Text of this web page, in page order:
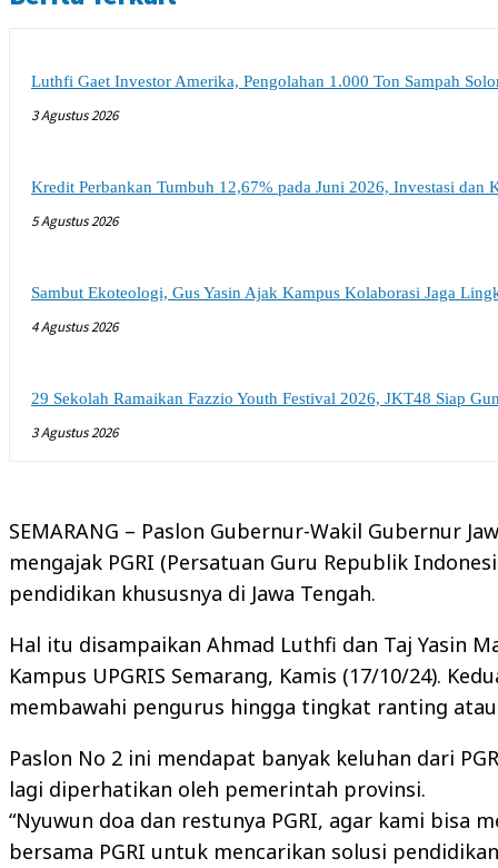
Luthfi Gaet Investor Amerika, Pengolahan 1.000 Ton Sampah
3 Agustus 2026
Kredit Perbankan Tumbuh 12,67% pada Juni 2026, Investasi dan
5 Agustus 2026
Sambut Ekoteologi, Gus Yasin Ajak Kampus Kolaborasi Jaga
4 Agustus 2026
29 Sekolah Ramaikan Fazzio Youth Festival 2026, JKT48 Siap
3 Agustus 2026
SEMARANG – Paslon Gubernur-Wakil Gubernur
mengajak PGRI (Persatuan Guru Republik
pendidikan khususnya di Jawa Tengah.
Hal itu disampaikan Ahmad Luthfi dan Taj Yasin
Kampus UPGRIS Semarang, Kamis (17/10/24).
membawahi pengurus hingga tingkat ranting atau
Paslon No 2 ini mendapat banyak keluhan dari
lagi diperhatikan oleh pemerintah provinsi.
“Nyuwun doa dan restunya PGRI, agar kami bisa
bersama PGRI untuk mencarikan solusi